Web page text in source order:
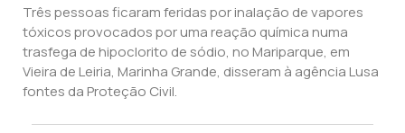
Três pessoas ficaram feridas por inalação de vapores
tóxicos provocados por uma reação química numa
trasfega de hipoclorito de sódio, no Mariparque, em
Vieira de Leiria, Marinha Grande, disseram à agência Lusa
fontes da Proteção Civil.